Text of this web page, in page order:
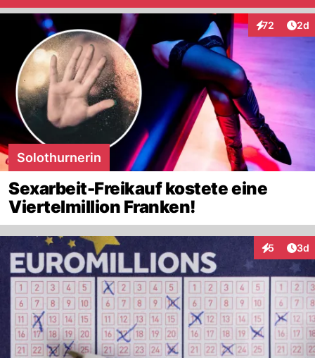
72
Interaktionen
2d
Solothurnerin
Sexarbeit-Freikauf kostete eine
Viertelmillion Franken!
5 3d